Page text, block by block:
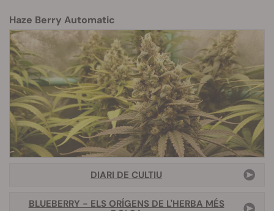
Haze Berry Automatic
DIARI DE CULTIU
BLUEBERRY - ELS ORÍGENS DE L'HERBA MÉS